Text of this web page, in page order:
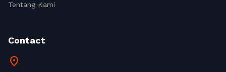
Tentang Kami
Contact
location_on